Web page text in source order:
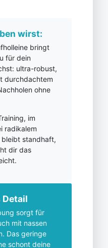
wirst:
bringt
für dein
ultra-robust,
durchdachtem
ohne
im
radikalem
bleibt standhaft,
dir das
sorgt für
mit nassen
Das geringe
schont deine